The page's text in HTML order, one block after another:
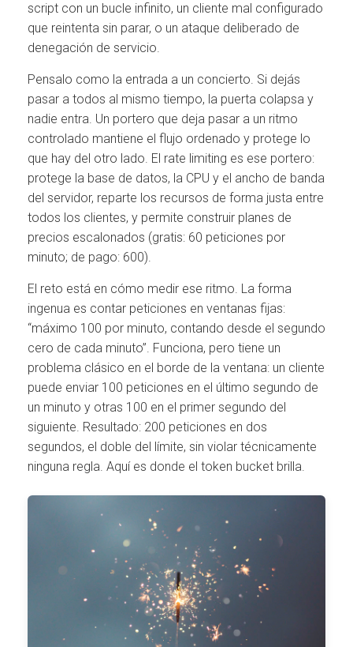
script con un bucle infinito, un cliente mal configurado
que reintenta sin parar, o un ataque deliberado de
denegación de servicio.
Pensalo como la entrada a un concierto. Si dejás
pasar a todos al mismo tiempo, la puerta colapsa y
nadie entra. Un portero que deja pasar a un ritmo
controlado mantiene el flujo ordenado y protege lo
que hay del otro lado. El rate limiting es ese portero:
protege la base de datos, la CPU y el ancho de banda
del servidor, reparte los recursos de forma justa entre
todos los clientes, y permite construir planes de
precios escalonados (gratis: 60 peticiones por
minuto; de pago: 600).
El reto está en cómo medir ese ritmo. La forma
ingenua es contar peticiones en ventanas fijas:
“máximo 100 por minuto, contando desde el segundo
cero de cada minuto”. Funciona, pero tiene un
problema clásico en el borde de la ventana: un cliente
puede enviar 100 peticiones en el último segundo de
un minuto y otras 100 en el primer segundo del
siguiente. Resultado: 200 peticiones en dos
segundos, el doble del límite, sin violar técnicamente
ninguna regla. Aquí es donde el token bucket brilla.